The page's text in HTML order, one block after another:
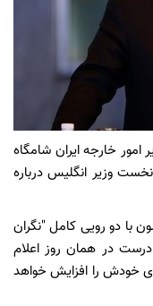
خارجه ایران شامگاه
وزیر انگلیس درباره
با دو رویی کامل "نگران
در همان روز اعلام
خودش را افزایش خواهد